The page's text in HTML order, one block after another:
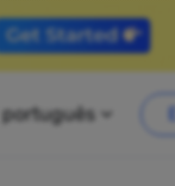
português